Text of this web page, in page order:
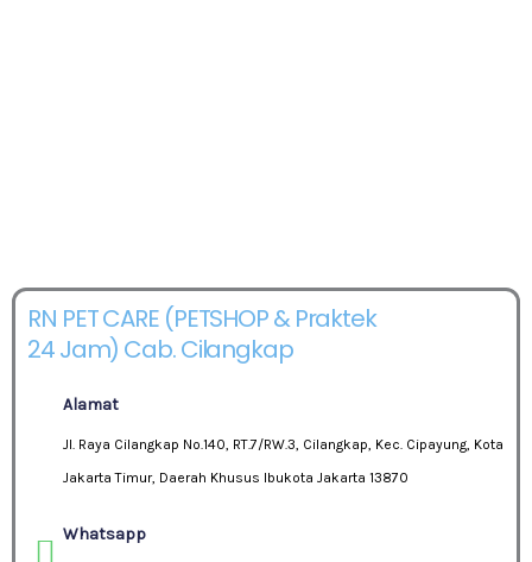
RN PET CARE (PETSHOP & Praktek
24 Jam) Cab. Cilangkap
Alamat
Jl. Raya Cilangkap No.140, RT.7/RW.3, Cilangkap, Kec. Cipayung, Kota
Jakarta Timur, Daerah Khusus Ibukota Jakarta 13870
Whatsapp